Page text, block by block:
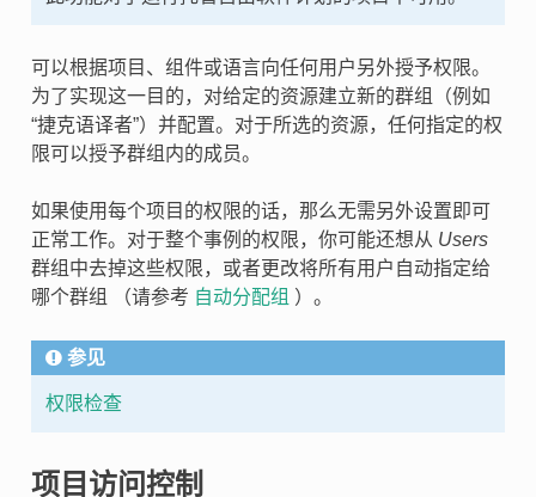
可以根据项目、组件或语言向任何用户另外授予权限。
为了实现这一目的，对给定的资源建立新的群组（例如
“捷克语译者”）并配置。对于所选的资源，任何指定的权
限可以授予群组内的成员。
如果使用每个项目的权限的话，那么无需另外设置即可
正常工作。对于整个事例的权限，你可能还想从 Users
群组中去掉这些权限，或者更改将所有用户自动指定给
哪个群组 （请参考 自动分配组 ）。
参见
权限检查
项目访问控制